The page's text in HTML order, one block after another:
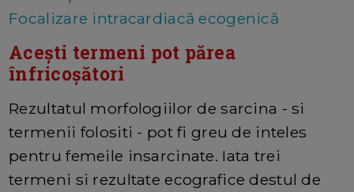
Focalizare intracardiacă ecogenică
Acești termeni pot părea
înfricoșători
Rezultatul morfologiilor de sarcina - si
termenii folositi - pot fi greu de inteles
pentru femeile insarcinate. Iata trei
termeni si rezultate ecografice destul de